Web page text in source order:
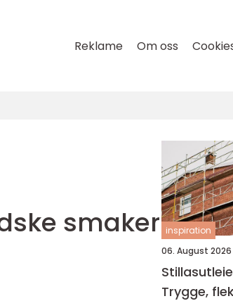
Reklame Om oss
smaker inspiration
06. August 2026
Trygge,